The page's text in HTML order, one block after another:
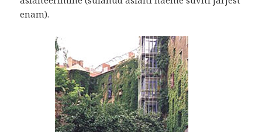
enam).